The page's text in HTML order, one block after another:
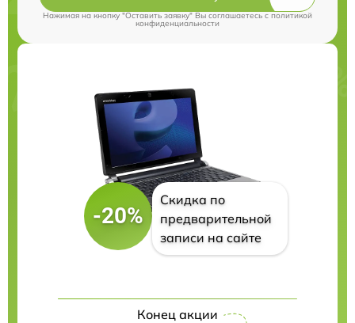
Нажимая на кнопку "Оставить заявку" Вы соглашаетесь cполитикой
конфиденциальности
-20%
Скидка по
предварительной
записи на сайте
Конец акции